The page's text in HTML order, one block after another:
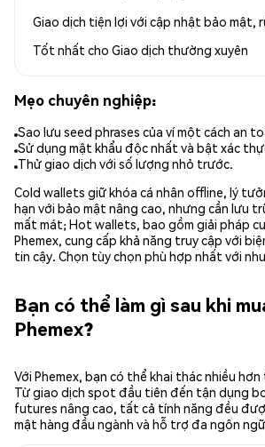
Giao dịch tiện lợi với cập nhật bảo mật,
Tốt nhất cho Giao dịch thường xuyên
Mẹo chuyên nghiệp:
Sao lưu seed phrases của ví một cách an
Sử dụng mật khẩu độc nhất và bật xác
Thử giao dịch với số lượng nhỏ trước.
Cold wallets giữ khóa cá nhân offline, lý
hạn với bảo mật nâng cao, nhưng cần lưu
mất mát; Hot wallets, bao gồm giải pháp
Phemex, cung cấp khả năng truy cập với
tin cậy. Chọn tùy chọn phù hợp nhất với
Bạn có thể làm gì sau khi
Phemex?
Với Phemex, bạn có thể khai thác nhiều
Từ giao dịch spot đầu tiên đến tận dụng
futures nâng cao, tất cả tính năng đều
mật hàng đầu ngành và hỗ trợ đa ngôn